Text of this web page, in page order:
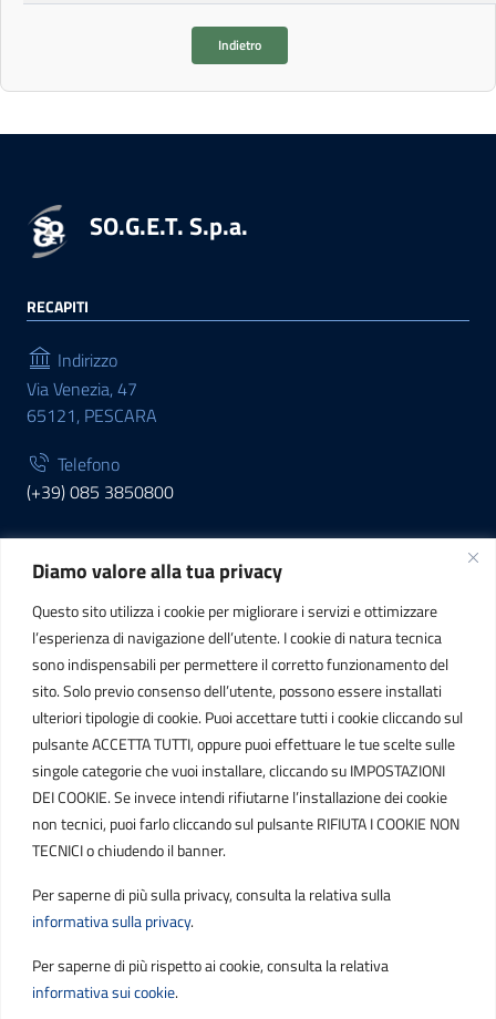
Diamo valore alla tua privacy
Questo sito utilizza i cookie per migliorare i servizi e ottimizzare
l’esperienza di navigazione dell’utente. I cookie di natura tecnica
sono indispensabili per permettere il corretto funzionamento del
sito. Solo previo consenso dell’utente, possono essere installati
ulteriori tipologie di cookie. Puoi accettare tutti i cookie cliccando sul
pulsante ACCETTA TUTTI, oppure puoi effettuare le tue scelte sulle
singole categorie che vuoi installare, cliccando su IMPOSTAZIONI
DEI COOKIE. Se invece intendi rifiutarne l’installazione dei cookie
non tecnici, puoi farlo cliccando sul pulsante RIFIUTA I COOKIE NON
TECNICI o chiudendo il banner.
Per saperne di più sulla privacy, consulta la relativa sulla
informativa sulla privacy.
Per saperne di più rispetto ai cookie, consulta la relativa
informativa sui cookie.
Indietro
SO.G.E.T. S.p.a.
RECAPITI
Indirizzo
Via Venezia, 47
65121, PESCARA
Telefono
(+39) 085 3850800
INFORMAZIONI
C.F. / P.IVA
IT01807790686
POSTA ELETTRONICA
PEC
protocollo.sogetspa@pec.it
contribuenti@sogetspa.it
SEGUICI SU